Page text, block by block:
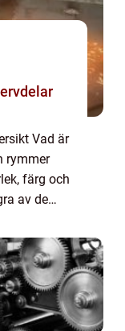
Vad är
rymmer
färg och
av de